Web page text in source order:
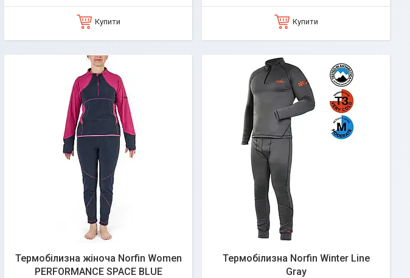
Купити Купити
Термобілизна жіноча Norfin Women
PERFORMANCE SPACE BLUE
Термобілизна Norfin Winter Line
Gray